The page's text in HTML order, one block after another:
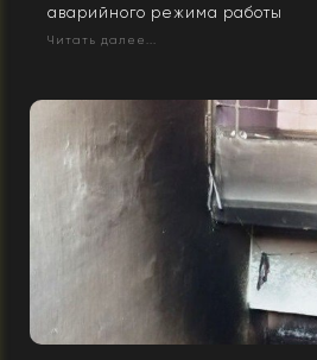
аварийного режима работы
Читать далее...